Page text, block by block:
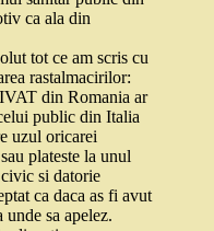
ca ala din
tot ce am scris cu
rastalmacirilor:
din Romania ar
public din Italia
uzul oricarei
plateste la unul
si datorie
ca daca as fi avut
sa apelez.